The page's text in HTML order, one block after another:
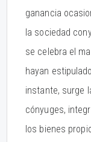
ganancia
la sociedad
se celebra el
hayan
instante, surge
cónyuges,
los bienes